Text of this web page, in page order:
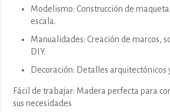
Modelismo: Construcción de
escala.
Manualidades: Creación de marcos,
DIY.
Decoración: Detalles
Fácil de trabajar: Madera perfecta para
sus necesidades